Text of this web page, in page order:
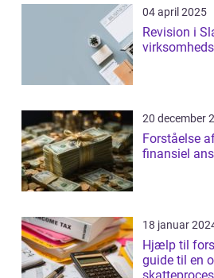
04 april 2025
Revision i
20 december
Forståelse
finansiel
18 januar
Hjælp til
guide til en